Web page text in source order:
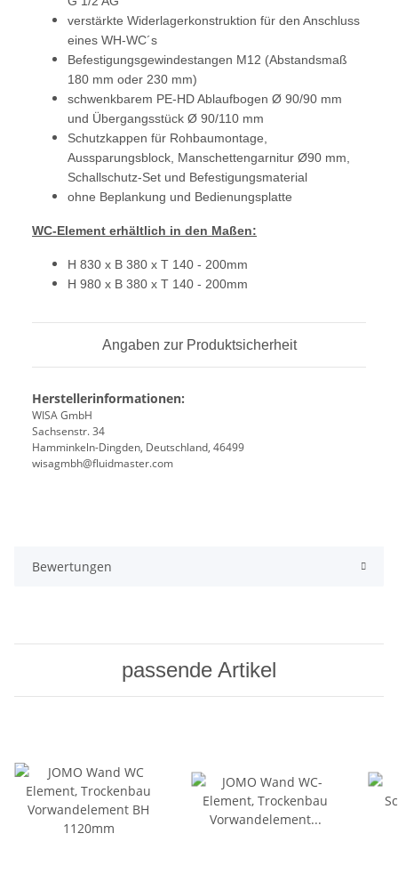
verstärkte Widerlagerkonstruktion für den Anschluss
eines WH-WC´s
Befestigungsgewindestangen M12 (Abstandsmaß
180 mm oder 230 mm)
schwenkbarem PE-HD Ablaufbogen Ø 90/90 mm
und Übergangsstück Ø 90/110 mm
Schutzkappen für Rohbaumontage,
Aussparungsblock, Manschettengarnitur Ø90 mm,
Schallschutz-Set und Befestigungsmaterial
ohne Beplankung und Bedienungsplatte
WC-Element erhältlich in den Maßen:
H 830 x B 380 x T 140 - 200mm
H 980 x B 380 x T 140 - 200mm
Angaben zur Produktsicherheit
Herstellerinformationen:
WISA GmbH
Sachsenstr. 34
Hamminkeln-Dingden, Deutschland, 46499
wisagmbh@fluidmaster.com
Bewertungen
passende Artikel